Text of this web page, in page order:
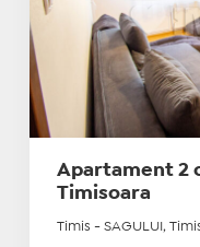
Apartament 2
Timisoara
Timis - SAGULUI,